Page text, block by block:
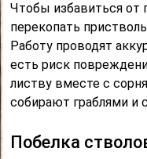
Чтобы избавиться от
перекопать
Работу проводят
есть риск
листву вместе с
собирают граблями и
Побелка